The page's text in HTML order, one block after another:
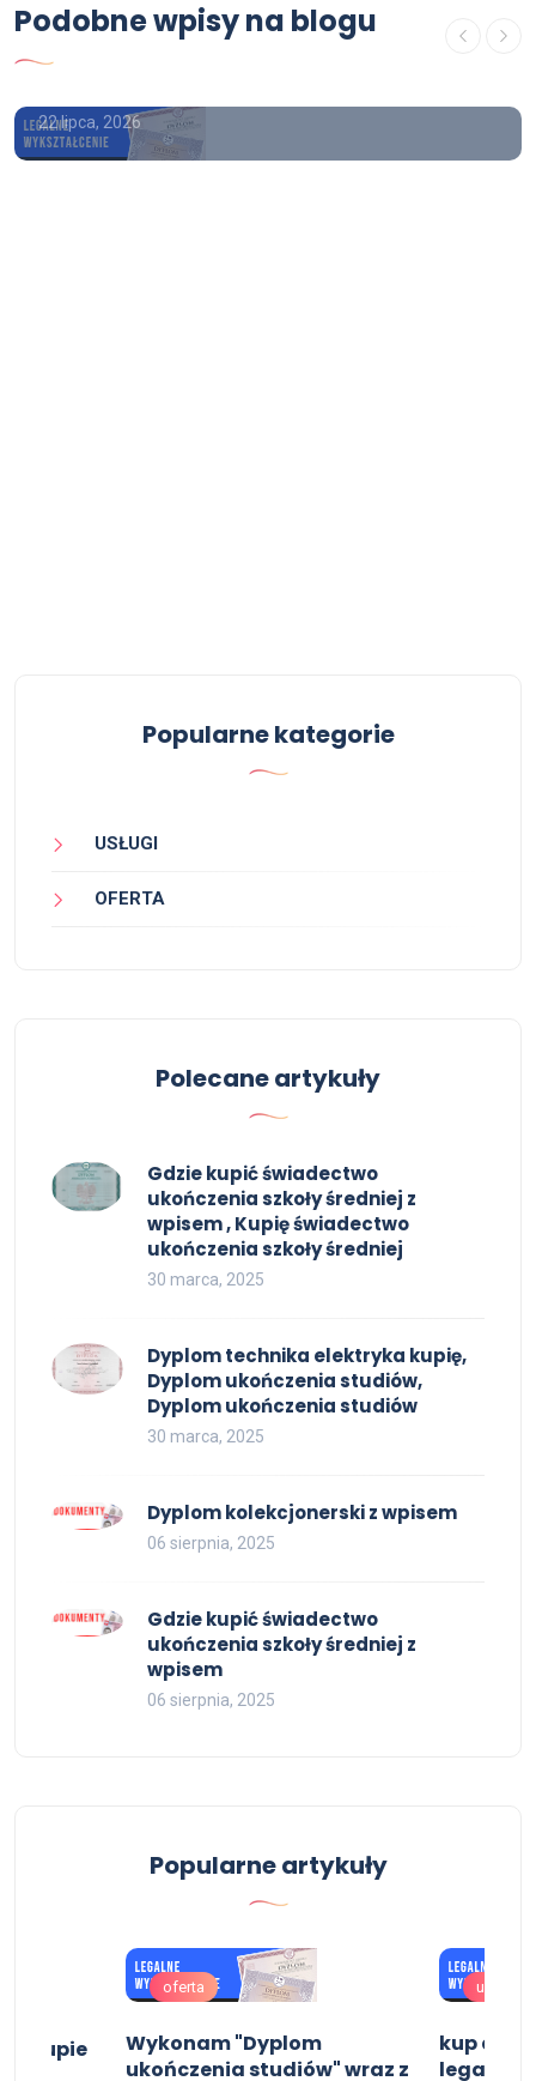
Podobne wpisy na blogu
świadectwo maturalne
kolekcjonerskie
22 lipca, 2026
Popularne kategorie
USŁUGI
OFERTA
Polecane artykuły
Gdzie kupić świadectwo
ukończenia szkoły średniej z
wpisem , Kupię świadectwo
ukończenia szkoły średniej
30 marca, 2025
Dyplom technika elektryka kupię,
Dyplom ukończenia studiów,
Dyplom ukończenia studiów
30 marca, 2025
Dyplom kolekcjonerski z wpisem
06 sierpnia, 2025
Gdzie kupić świadectwo
ukończenia szkoły średniej z
wpisem
06 sierpnia, 2025
Popularne artykuły
kupie
oferta
Wykonam "Dyplom
ukończenia studiów" wraz z
uslugi
kup
legalnie